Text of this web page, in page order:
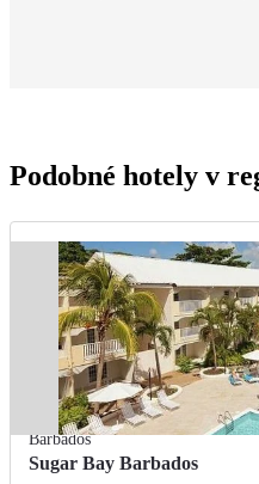
Podobné hotely v
Barbados
Sugar Bay Barbados